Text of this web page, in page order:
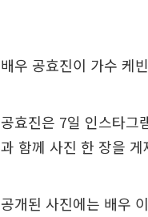
배우 공효진이 가수 케
공효진은 7일 인스타그
과 함께 사진 한 장을 게
공개된 사진에는 배우